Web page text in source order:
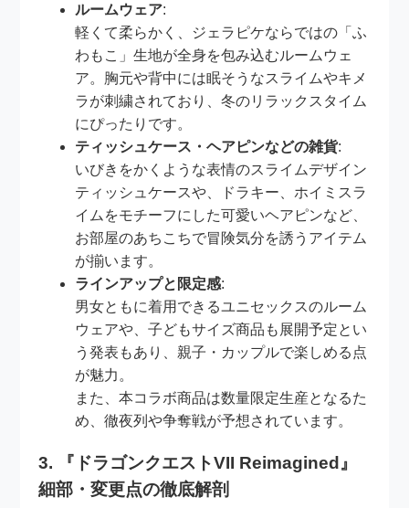
ルームウェア:
軽くて柔らかく、ジェラピケならではの「ふ
わもこ」生地が全身を包み込むルームウェ
ア。胸元や背中には眠そうなスライムやキメ
ラが刺繍されており、冬のリラックスタイム
にぴったりです。
ティッシュケース・ヘアピンなどの雑貨:
いびきをかくような表情のスライムデザイン
ティッシュケースや、ドラキー、ホイミスラ
イムをモチーフにした可愛いヘアピンなど、
お部屋のあちこちで冒険気分を誘うアイテム
が揃います。
ラインアップと限定感:
男女ともに着用できるユニセックスのルーム
ウェアや、子どもサイズ商品も展開予定とい
う発表もあり、親子・カップルで楽しめる点
が魅力。
また、本コラボ商品は数量限定生産となるた
め、徹夜列や争奪戦が予想されています。
3. 『ドラゴンクエストVII Reimagined』
細部・変更点の徹底解剖